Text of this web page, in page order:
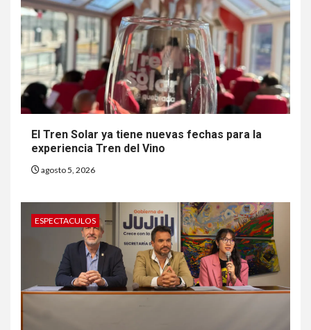
El Tren Solar ya tiene nuevas fechas para la
experiencia Tren del Vino
agosto 5, 2026
ESPECTACULOS